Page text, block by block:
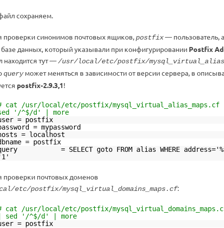
сохраняем.
проверки синонимов почтовых ящиков,postfix — пользователь, а
базе данных, который указывали при конфигурировании Postfix
находится тут —/usr/local/etc/postfix/
query может меняться в зависимости от версии сервера, в
postfix-2.9.3,1!
cat /usr/local/etc/postfix/
'/^$/d' | more
= postfix
= mypassword
= localhost
= postfix
= SELECT goto FROM alias WHERE
проверки почтовых доменов
etc/postfix/mysql_virtual_domains_maps.cf:
cat /usr/local/etc/postfix/
| sed '/^$/d' | more
= postfix